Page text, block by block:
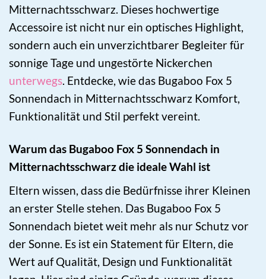
Mitternachtsschwarz. Dieses hochwertige
Accessoire ist nicht nur ein optisches Highlight,
sondern auch ein unverzichtbarer Begleiter für
sonnige Tage und ungestörte Nickerchen
unterwegs. Entdecke, wie das Bugaboo Fox 5
Sonnendach in Mitternachtsschwarz Komfort,
Funktionalität und Stil perfekt vereint.
Warum das Bugaboo Fox 5 Sonnendach in
Mitternachtsschwarz die ideale Wahl ist
Eltern wissen, dass die Bedürfnisse ihrer Kleinen
an erster Stelle stehen. Das Bugaboo Fox 5
Sonnendach bietet weit mehr als nur Schutz vor
der Sonne. Es ist ein Statement für Eltern, die
Wert auf Qualität, Design und Funktionalität